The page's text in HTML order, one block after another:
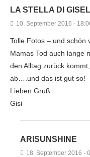
LA STELLA DI
10. September 2016 -
Tolle Fotos – und schön
Mamas Tod auch lange
den Alltag zurück
ab….und das ist gut so!
Lieben Gruß
Gisi
ARISUNSHINE
18. September 2016 -